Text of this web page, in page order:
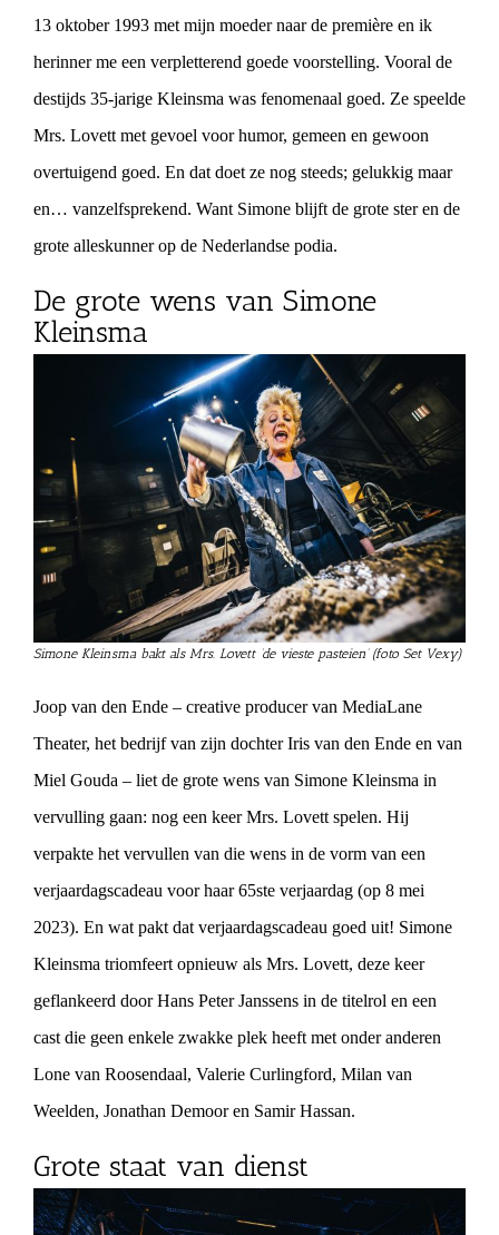
13 oktober 1993 met mijn moeder naar de première en ik
herinner me een verpletterend goede voorstelling. Vooral de
destijds 35-jarige Kleinsma was fenomenaal goed. Ze speelde
Mrs. Lovett met gevoel voor humor, gemeen en gewoon
overtuigend goed. En dat doet ze nog steeds; gelukkig maar
en… vanzelfsprekend. Want Simone blijft de grote ster en de
grote alleskunner op de Nederlandse podia.
De grote wens van Simone
Kleinsma
Simone Kleinsma bakt als Mrs. Lovett ‘de vieste pasteien’ (foto Set Vexy)
Joop van den Ende – creative producer van MediaLane
Theater, het bedrijf van zijn dochter Iris van den Ende en van
Miel Gouda – liet de grote wens van Simone Kleinsma in
vervulling gaan: nog een keer Mrs. Lovett spelen. Hij
verpakte het vervullen van die wens in de vorm van een
verjaardagscadeau voor haar 65ste verjaardag (op 8 mei
2023). En wat pakt dat verjaardagscadeau goed uit! Simone
Kleinsma triomfeert opnieuw als Mrs. Lovett, deze keer
geflankeerd door Hans Peter Janssens in de titelrol en een
cast die geen enkele zwakke plek heeft met onder anderen
Lone van Roosendaal, Valerie Curlingford, Milan van
Weelden, Jonathan Demoor en Samir Hassan.
Grote staat van dienst